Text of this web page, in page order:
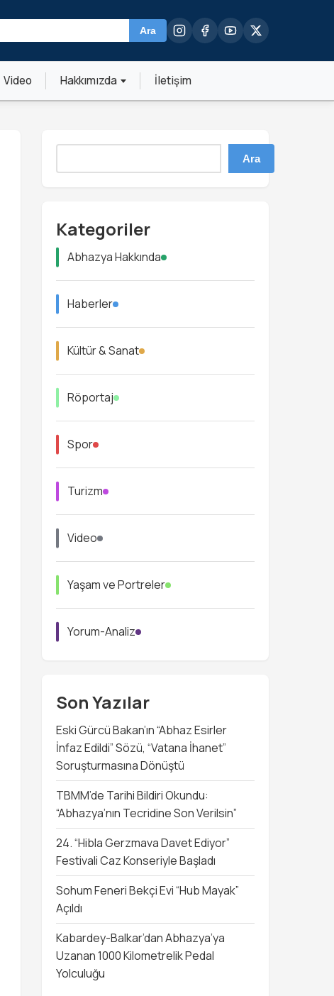
Ara
Video Hakkımızda İletişim
Ara
Kategoriler
Abhazya Hakkında
Haberler
Kültür & Sanat
Röportaj
Spor
Turizm
Video
Yaşam ve Portreler
Yorum-Analiz
Son Yazılar
Eski Gürcü Bakan’ın “Abhaz Esirler
İnfaz Edildi” Sözü, “Vatana İhanet”
Soruşturmasına Dönüştü
TBMM’de Tarihi Bildiri Okundu:
“Abhazya’nın Tecridine Son Verilsin”
24. “Hibla Gerzmava Davet Ediyor”
Festivali Caz Konseriyle Başladı
Sohum Feneri Bekçi Evi “Hub Mayak”
Açıldı
Kabardey-Balkar’dan Abhazya’ya
Uzanan 1000 Kilometrelik Pedal
Yolculuğu